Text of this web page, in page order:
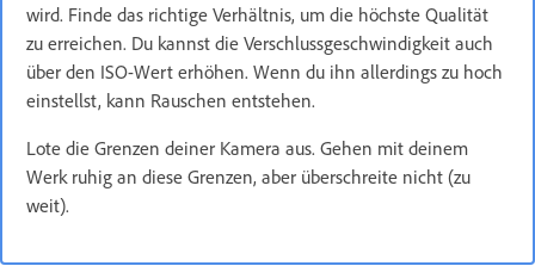
wird. Finde das richtige Verhältnis, um die höchste Qualität
zu erreichen. Du kannst die Verschlussgeschwindigkeit auch
über den ISO-Wert erhöhen. Wenn du ihn allerdings zu hoch
einstellst, kann Rauschen entstehen.
Lote die Grenzen deiner Kamera aus. Gehen mit deinem
Werk ruhig an diese Grenzen, aber überschreite nicht (zu
weit).